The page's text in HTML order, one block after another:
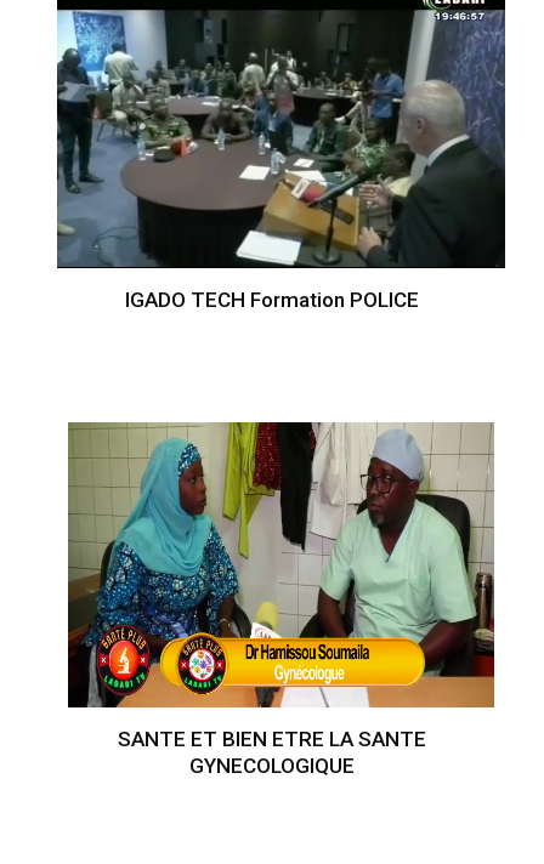
IGADO TECH Formation POLICE
SANTE ET BIEN ETRE LA SANTE
GYNECOLOGIQUE